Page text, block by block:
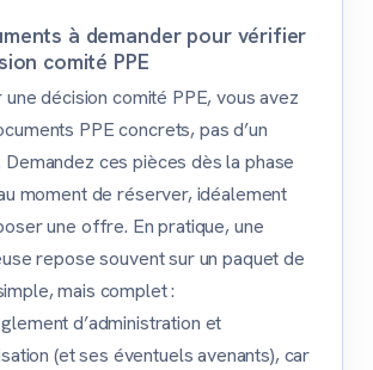
à demander pour vérifier
comité PPE
décision comité PPE, vous avez
PPE concrets, pas d’un
ces pièces dès la phase
moment de réserver, idéalement
une offre. En pratique, une
repose souvent sur un paquet de
mais complet :
d’administration et
(et ses éventuels avenants), car